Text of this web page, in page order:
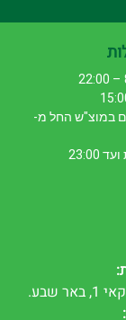
במוצ"ש החל מ-
שבע.